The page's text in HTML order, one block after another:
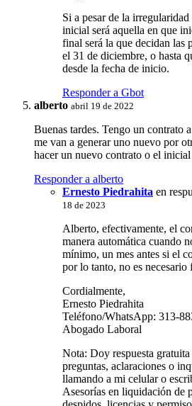
Si a pesar de la
inicial será aquella en que
final será la que decidan las
el 31 de diciembre, o hasta
desde la fecha de inicio.
Responder a Gbot
alberto abril 19 de 2022
Buenas tardes. Tengo un contrato
me van a generar uno nuevo por
hacer un nuevo contrato o el
Responder a alberto
Ernesto Piedrahita en
18 de 2023
Alberto, efectivamente, el
manera automática cuando
mínimo, un mes antes si el
por lo tanto, no es
Cordialmente,
Ernesto Piedrahita
Teléfono/WhatsApp: 313-
Abogado Laboral
Nota: Doy respuesta
preguntas, aclaraciones o
llamando a mi celular o
Asesorías en liquidación de